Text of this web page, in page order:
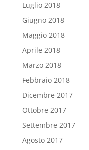
Luglio 2018
Giugno 2018
Maggio 2018
Aprile 2018
Marzo 2018
Febbraio 2018
Dicembre 2017
Ottobre 2017
Settembre 2017
Agosto 2017